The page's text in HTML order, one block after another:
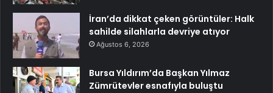
İran’da dikkat çeken görüntüler: Halk
sahilde silahlarla devriye atıyor
Ağustos 6, 2026
Bursa Yıldırım’da Başkan Yılmaz
Zümrütevler esnafıyla buluştu